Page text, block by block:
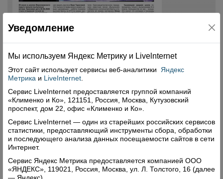
Уведомление
Мы используем Яндекс Метрику и Livelnternet
Этот сайт использует сервисы веб-аналитики
Яндекс
Метрика и LiveInternet
Сервис LiveInternet предоставляется группой компаний
«Клименко и Ко», 121151, Россия, Москва, Кутузовский
проспект, дом 22, офис «Клименко и Ко».
Сервис LiveInternet — один из старейших российских сервисов
статистики, предоставляющий инструменты сбора, обработки
и последующего анализа данных посещаемости сайтов в сети
Интернет.
Сервис Яндекс Метрика предоставляется компанией ООО
«ЯНДЕКС», 119021, Россия, Москва, ул. Л. Толстого, 16 (далее
— Яндекс).